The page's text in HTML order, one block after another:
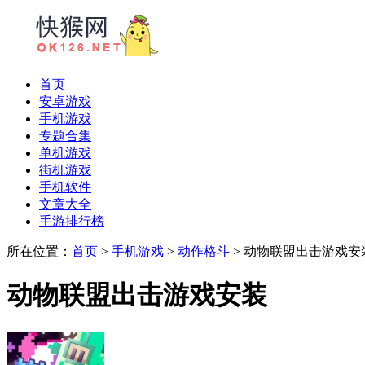
首页
安卓游戏
手机游戏
专题合集
单机游戏
街机游戏
手机软件
文章大全
手游排行榜
所在位置： 首页 > 手机游戏 > 动作格斗 > 动物联盟出击游戏安
动物联盟出击游戏安装